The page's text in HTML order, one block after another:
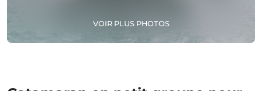
VOIR PLUS PHOTOS